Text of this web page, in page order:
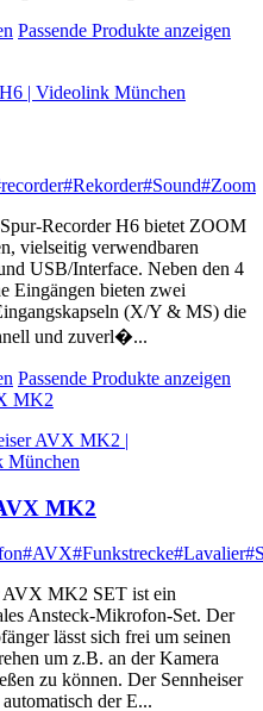
Passende Produkte anzeigen
#Rekorder#Sound#Zoom
Recorder H6 bietet ZOOM
vielseitig verwendbaren
USB/Interface. Neben den 4
Eingängen bieten zwei
(X/Y & MS) die
und zuverl�...
Passende Produkte anzeigen
MK2
MK2
#AVX#Funkstrecke#Lavalier
AVX MK2 SET ist ein
Ansteck-Mikrofon-Set. Der
lässt sich frei um seinen
um z.B. an der Kamera
zu können. Der Sennheiser
der E...